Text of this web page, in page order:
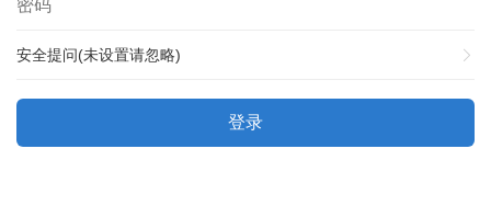
安全提问(未设置请忽略)
登录